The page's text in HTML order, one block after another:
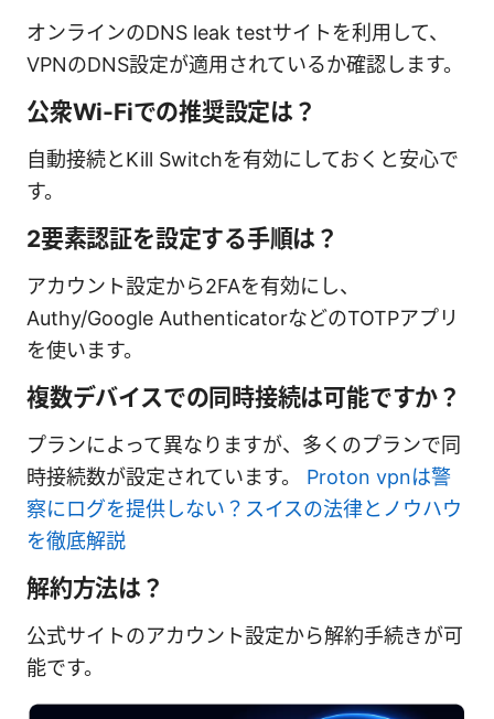
オンラインのDNS leak testサイトを利用して、
VPNのDNS設定が適用されているか確認します。
公衆Wi-Fiでの推奨設定は？
自動接続とKill Switchを有効にしておくと安心で
す。
2要素認証を設定する手順は？
アカウント設定から2FAを有効にし、
Authy/Google AuthenticatorなどのTOTPアプリ
を使います。
複数デバイスでの同時接続は可能ですか？
プランによって異なりますが、多くのプランで同
時接続数が設定されています。 Proton vpnは警
察にログを提供しない？スイスの法律とノウハウ
を徹底解説
解約方法は？
公式サイトのアカウント設定から解約手続きが可
能です。